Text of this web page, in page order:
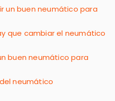
un buen neumático para
que cambiar el neumático
buen neumático para
neumático